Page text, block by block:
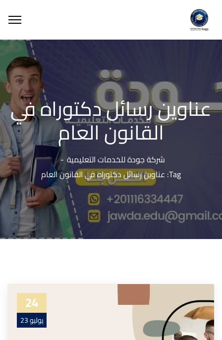
عناوين رسائل دكتوراه في
القانون العام
شركة جودة للخدمات التعليمية
Tag: عناوين رسائل دكتوراه في القانون العام
24
يوليو 23